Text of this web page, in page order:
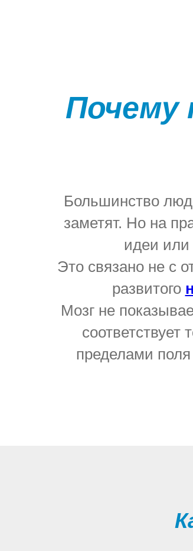
Почему
Большинство
заметят. Но на
идеи или
Это связано не с
развитого
Мозг не
пределами